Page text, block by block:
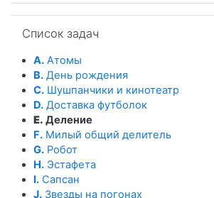
Список задач
A. Атомы
B. День рождения
C. Шушпанчики и кинотеатр
D. Доставка футболок
E. Деление
F. Милый общий делитель
G. Робот
H. Эстафета
I. Сапсан
J. Звезды на погонах